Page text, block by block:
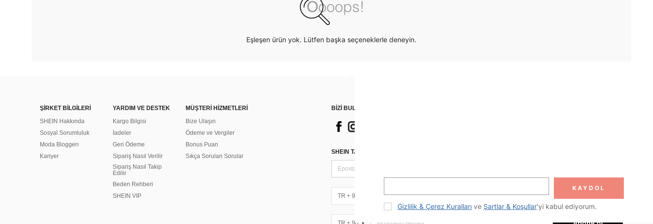
Eşleşen ürün yok. Lütfen başka seçeneklerle deneyin.
ŞİRKET BİLGİLERİ
SHEIN Hakkında
Sosyal Sorumluluk
Moda Bloggerı
Kariyer
YARDIM VE DESTEK
Kargo Bilgisi
İadeler
Geri Ödeme
Sipariş Nasıl Verilir
Sipariş Nasıl Takip
Edilir
Beden Rehberi
SHEIN VIP
MÜŞTERİ HİZMETLERİ
Bize Ulaşın
Ödeme ve Vergiler
Bonus Puan
Sıkça Sorulan Sorular
BİZİ BULUN
SHEIN TARZI HABERLER IÇIN KAYDOLUN
TR + 90
KAYDOL
Gizlilik & Çerez Kuralları ve Şartlar & Koşullar'yi kabul ediyorum.